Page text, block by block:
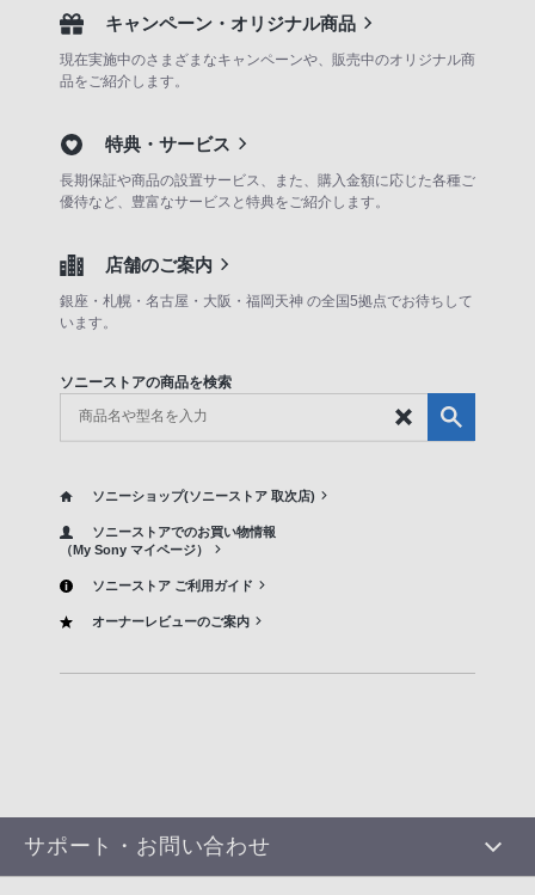
キャンペーン・オリジナル商品
現在実施中のさまざまなキャンペーンや、販売中のオリジナル商
品をご紹介します。
特典・サービス
長期保証や商品の設置サービス、また、購入金額に応じた各種ご
優待など、豊富なサービスと特典をご紹介します。
店舗のご案内
銀座・札幌・名古屋・大阪・福岡天神 の全国5拠点でお待ちして
います。
ソニーストアの商品を検索
ソニーショップ(ソニーストア 取次店)
ソニーストアでのお買い物情報
（My Sony マイページ）
ソニーストア ご利用ガイド
オーナーレビューのご案内
サポート・お問い合わせ